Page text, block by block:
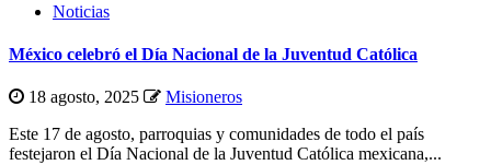
Noticias
México celebró el Día Nacional de la Juventud Católica
18 agosto, 2025
Misioneros
Este 17 de agosto, parroquias y comunidades de todo el país
festejaron el Día Nacional de la Juventud Católica mexicana,...